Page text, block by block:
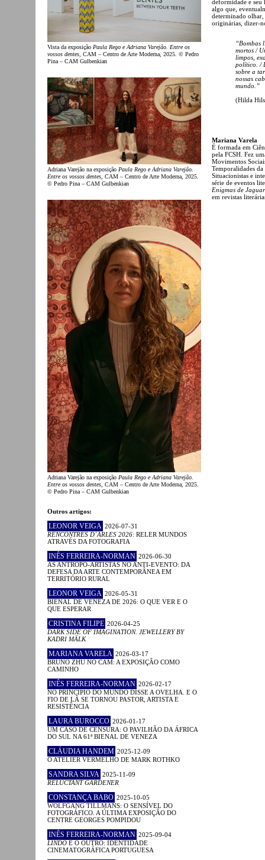
Vista da exposição Paula Rego e Adriana Varejão. Entre os
vossos dentes, CAM – Centro de Arte Moderna, 2025. © Pedro
Pina – CAM Gulbenkian
Adriana Varejão na exposição Paula Rego e Adriana Varejão.
Entre os vossos dentes , CAM – Centro de Arte Moderna, 2025.
© Pedro Pina – CAM Gulbenkian
Adriana Varejão na exposição Paula Rego e Adriana Varejão.
Entre os vossos dentes, CAM – Centro de Arte Moderna, 2025.
© Pedro Pina – CAM Gulbenkian
Outros artigos:
LEONOR VEIGA 2026-07-31
RENCONTRES D´ARLES 2026: RELER MUNDOS
ATRAVÉS DA FOTOGRAFIA
INÊS FERREIRA-NORMAN 2026-06-30
AS ANTROPO-ARTISTAS NO ANTI-EVENTO: DA
DEFESA DA ARTE CONTEMPORÂNEA EM
TERRITÓRIO RURAL
LEONOR VEIGA 2026-05-31
BIENAL DE VENEZA DE 2026: O QUE VER E O
QUE ESPERAR
CRISTINA FILIPE 2026-04-25
DARK SIDE OF IMAGINATION. JEWELLERY BY
KADRI MÄLK
MARIANA VARELA 2026-03-17
BRUNO ZHU NO CAM: A EXPOSIÇÃO COMO
CAMINHO
INÊS FERREIRA-NORMAN 2026-02-17
NO PRINCÍPIO DO MUNDO DISSE A OVELHA. E O
FIO DE LÃ SE TORNOU PASTOR, ARTISTA E
RESISTÊNCIA
LAURA BUROCCO 2026-01-17
UM CASO DE CENSURA: O PAVILHÃO DA ÁFRICA
DO SUL NA 61ª BIENAL DE VENEZA
CLÁUDIA HANDEM 2025-12-09
O ATELIER VERMELHO DE MARK ROTHKO
SANDRA SILVA 2025-11-09
RELUCTANT GARDENER
CONSTANÇA BABO 2025-10-05
WOLFGANG TILLMANS: O SENSÍVEL DO
FOTOGRÁFICO. A ÚLTIMA EXPOSIÇÃO DO
CENTRE GEORGES POMPIDOU
INÊS FERREIRA-NORMAN 2025-09-04
LINDO E O OUTRO: IDENTIDADE
CINEMATOGRÁFICA PORTUGUESA
deformidade e seu
algo que,
determinado olhar,
originárias, dizer-
“Bombas
mortos /
limpos,
político. /
sobre a
nossas
mundo.”
(Hilda
Mariana Varela
É formada em
pela FCSH. Fez
Movimentos
Temporalidades
Situacionistas e
série de eventos
Enigmas de
em revistas